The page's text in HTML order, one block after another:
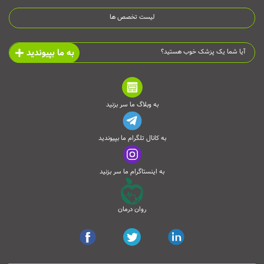
لیست تخصص ها
آیا شما یک پزشک خوب هستید؟ به ما بپیوندید
به وبلاگ ما سر بزنید
به کانال تلگرام ما بپیوندید
به اینستاگرام ما سر بزنید
روان درمان